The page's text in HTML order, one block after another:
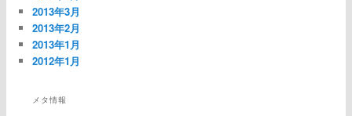
2013年3月
2013年2月
2013年1月
2012年1月
メタ情報